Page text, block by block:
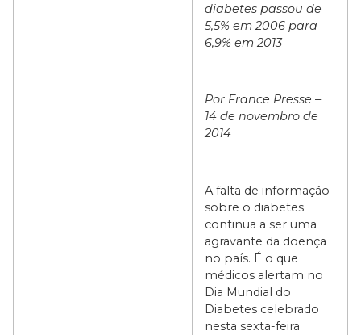
diabetes passou de
5,5% em 2006 para
6,9% em 2013
Por France Presse –
14 de novembro de
2014
A falta de informação
sobre o diabetes
continua a ser uma
agravante da doença
no país. É o que
médicos alertam no
Dia Mundial do
Diabetes celebrado
nesta sexta-feira